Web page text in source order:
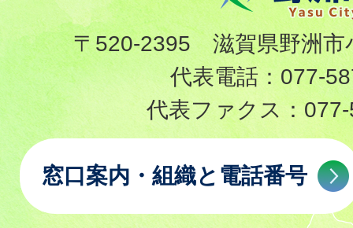
〒520-2395 滋賀県野洲市
代表電話： 077-
代表ファクス：
窓口案内・組織と電話番号